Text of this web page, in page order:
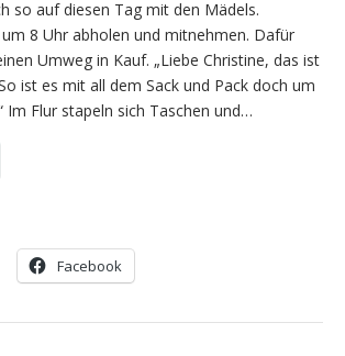
so auf diesen Tag mit den Mädels.
8 Uhr abholen und mitnehmen. Dafür
Umweg in Kauf. „Liebe Christine, das ist
ist es mit all dem Sack und Pack doch um
Im Flur stapeln sich Taschen und…
Facebook